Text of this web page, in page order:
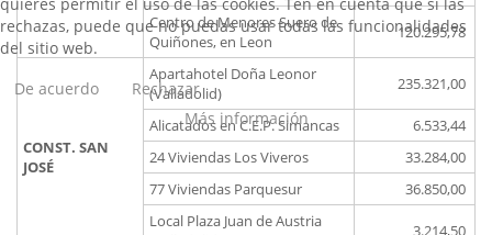
Centro de Menores Suero de
Quiñones, en Leon
120.295,78
CONST. SAN
JOSÉ
Apartahotel Doña Leonor
(Valladolid)
235.321,00
Alicatados en C.E.P. Simancas
6.533,44
24 Viviendas Los Viveros
33.284,00
77 Viviendas Parquesur
36.850,00
Local Plaza Juan de Austria
3.214,50
rechazas, puede que no puedas usar todas las funcionalidades
del sitio web.
De acuerdo
Rechazar
Más información